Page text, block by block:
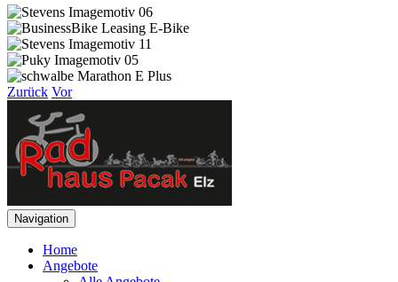
Zurück Vor
Navigation
Home
Angebote